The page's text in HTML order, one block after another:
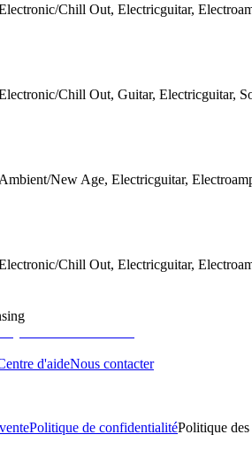
Chill Out, Electricguitar,
Chill Out, Guitar, Electricguitar,
Ambient/New Age, Electricguitar,
Chill Out, Electricguitar,
d'aideNous contacter
Politique de confidentialitéPolitique